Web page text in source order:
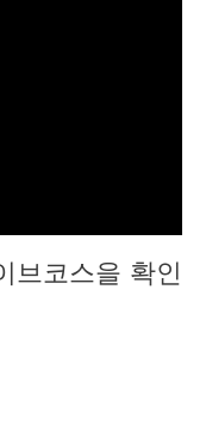
브코스을 확인